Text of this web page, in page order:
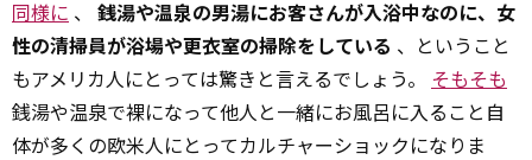
同様に 、 銭湯や温泉の男湯にお客さんが入浴中なのに、女
性の清掃員が浴場や更衣室の掃除をしている 、ということ
もアメリカ人にとっては驚きと言えるでしょう。 そもそも
銭湯や温泉で裸になって他人と一緒にお風呂に入ること自
体が多くの欧米人にとってカルチャーショックになりま